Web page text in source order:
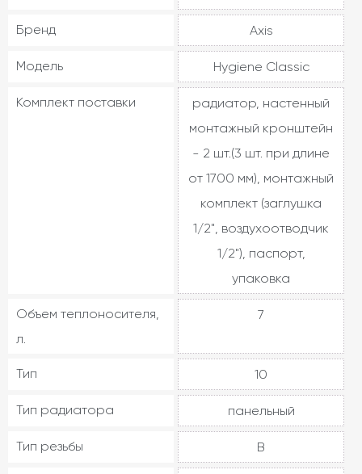
Бренд Axis
Модель Hygiene Classic
Комплект поставки
радиатор, настенный
монтажный кронштейн
- 2 шт.(3 шт. при длине
от 1700 мм), монтажный
комплект (заглушка
1/2", воздухоотводчик
1/2"), паспорт,
упаковка
Объем теплоносителя,
л.
7
Тип 10
Тип радиатора панельный
Тип резьбы В